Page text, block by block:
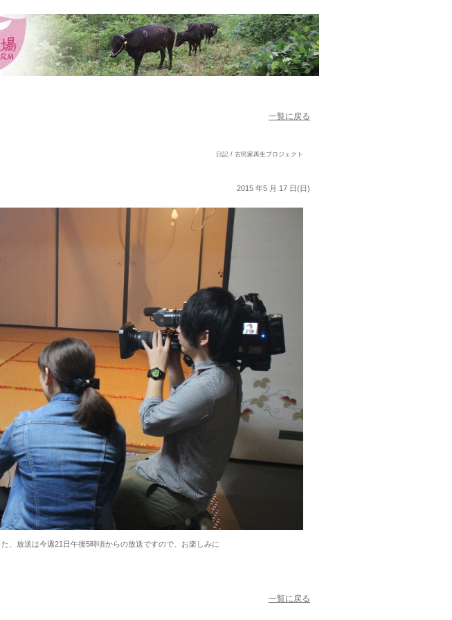
一覧に戻る
日記 / 古民家再生プロジェクト
2015 年5 月 17 日(日)
、放送は今週21日午後5時頃からの放送ですので、お楽しみに
一覧に戻る